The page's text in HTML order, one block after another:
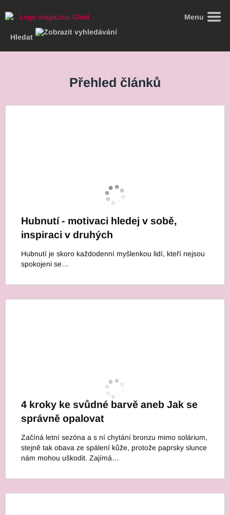
Menu
Hledat
Přehled článků
Hubnutí - motivaci hledej v sobě,
inspiraci v druhých
Hubnutí je skoro každodenní myšlenkou lidí, kteří nejsou
spokojeni se…
4 kroky ke svůdné barvě aneb Jak se
správně opalovat
Začíná letní sezóna a s ní chytání bronzu mimo solárium,
stejně tak obava ze spálení kůže, protože paprsky slunce
nám mohou uškodit. Zajímá…